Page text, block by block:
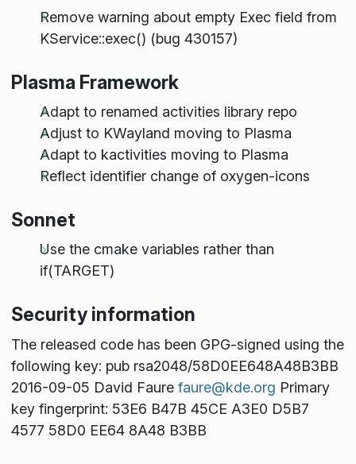
Remove warning about empty Exec field from
KService::exec() (bug 430157)
Plasma Framework
Adapt to renamed activities library repo
Adjust to KWayland moving to Plasma
Adapt to kactivities moving to Plasma
Reflect identifier change of oxygen-icons
Sonnet
Use the cmake variables rather than
if(TARGET)
Security information
The released code has been GPG-signed using the
following key: pub rsa2048/58D0EE648A48B3BB
2016-09-05 David Faure faure@kde.org Primary
key fingerprint: 53E6 B47B 45CE A3E0 D5B7
4577 58D0 EE64 8A48 B3BB